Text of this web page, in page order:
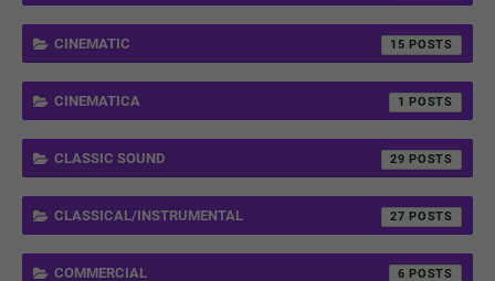
CINEMATIC 15
CINEMATICA 1
CLASSIC SOUND 29
CLASSICAL/INSTRUMENTAL 27
COMMERCIAL 6